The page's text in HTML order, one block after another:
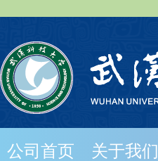
公司首页 关于我们